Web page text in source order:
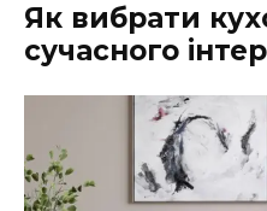
Як вибрати
сучасного